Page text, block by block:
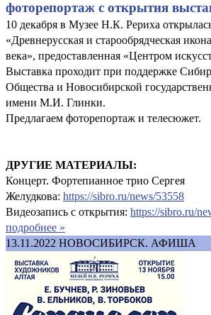
фоторепортаж с открытия
10 декабря в Музее Н.К. Рериха
«Древнерусская и старообрядческая
века», предоставленная «Центром
Выставка проходит при поддержке
Общества и Новосибирской
имени М.И. Глинки.
Предлагаем фоторепортаж и телесюжет.
ДРУГИЕ МАТЕРИАЛЫ:
Концерт. Фортепианное трио Сергея
Желудкова: https://sibro.ru/news/53558
Видеозапись с открытия: https://sibro.ru/
подробнее »
13.11.2022 НОВОСИБИРСК. АФИША